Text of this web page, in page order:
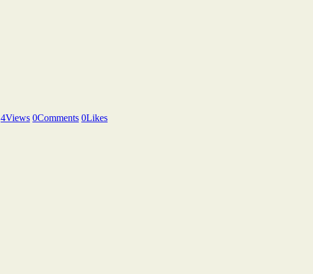
4Views 0Comments 0Likes